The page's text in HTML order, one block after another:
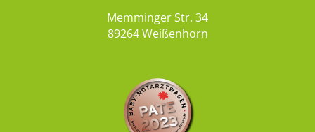
Memminger Str. 34
89264 Weißenhorn